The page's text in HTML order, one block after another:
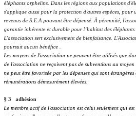
éléphants orphelins. Dans les régions aux populations
s'applique aussi pour la protection d'autres espèces, pour
revenus de S.E.A pouvant être dépensé. À pérennité,
garantie inhérente et durable pour l’habitat des éléphants
L'association sert exclusivement de bienfaisance.
poursuit aucun bénéfice .
Les moyens de l'association ne peuvent être utilisés que
de l'association ne reçoivent pas de subventions au
ne peut être favorisée par les dépenses qui sont
rémunérations démesurément élevées.
§ 3 adhésion
Le membre actif de l'association est celui seulement qui